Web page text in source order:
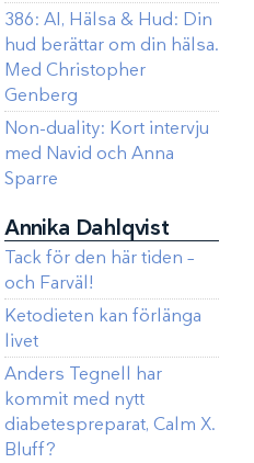
386: AI, Hälsa & Hud: Din
hud berättar om din hälsa.
Med Christopher
Genberg
Non-duality: Kort intervju
med Navid och Anna
Sparre
Annika Dahlqvist
Tack för den här tiden –
och Farväl!
Ketodieten kan förlänga
livet
Anders Tegnell har
kommit med nytt
diabetespreparat, Calm X.
Bluff?